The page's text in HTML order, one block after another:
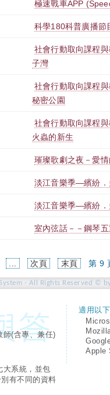
極速戰車APP
科學180科普廣播節
社會行動取向課程
子灣
社會行動取向課程
秘密公園
社會行動取向課程
火蟲的新生
璀璨歌劇之夜－愛
淡江音樂季—繽紛．
淡江音樂季—繽紛．
室內弦話－－鋼琴
次頁 末頁 第 9
- All Rights Reserved ©
師(含專、兼任)
大系統，並包
有不同的資料
適用以
Apple